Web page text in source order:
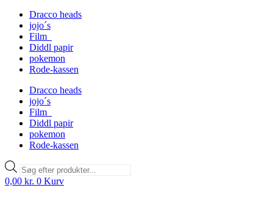
Dracco heads
jojo´s
Film
Diddl papir
pokemon
Rode-kassen
Dracco heads
jojo´s
Film
Diddl papir
pokemon
Rode-kassen
Products
search
0,00 kr. 0 Kurv